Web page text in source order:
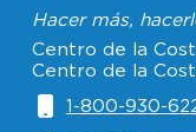
Hacer más,
Centro de la
Centro de la
1-800-930-